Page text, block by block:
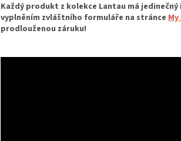
Každý produkt z kolekce Lantau má
vyplněním zvláštního formuláře na stránce My
prodlouženou záruku!